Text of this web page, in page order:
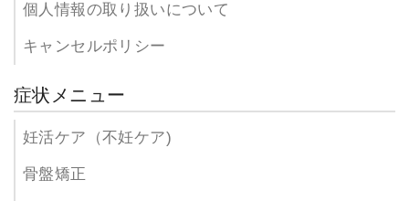
個人情報の取り扱いについて
キャンセルポリシー
症状メニュー
妊活ケア（不妊ケア)
骨盤矯正